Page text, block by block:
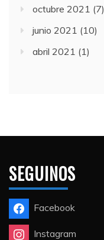
octubre 2021 (7)
junio 2021 (10)
abril 2021 (1)
SEGUINOS
Facebook
Instagram